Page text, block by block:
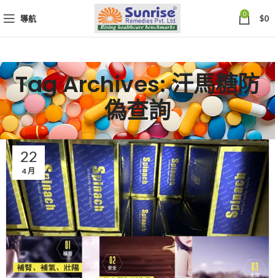
導航 0 $0
Tag Archives: 汗馬糖防
偽查詢
22
4 月